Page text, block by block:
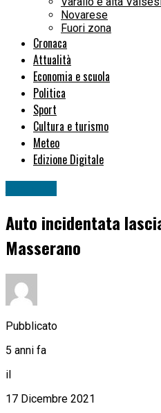
Novarese
Fuori zona
Cronaca
Attualità
Economia e scuola
Politica
Sport
Cultura e turismo
Meteo
Edizione Digitale
Auto incidentata
Masserano
Pubblicato
5 anni fa
il
17 Dicembre 2021